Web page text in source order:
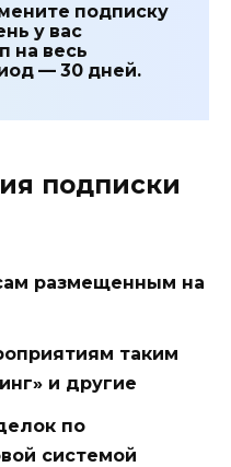
подписку
у вас
на весь
— 30 дней.
подписки
размещенным на
таким
и другие
по
системой